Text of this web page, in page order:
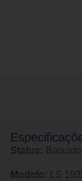
Status: Baixado
Modelo: LS